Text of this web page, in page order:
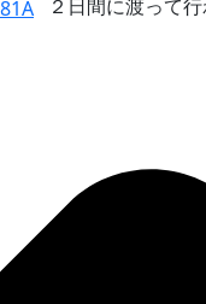
２日間に渡って